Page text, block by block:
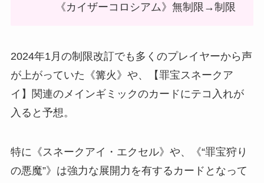
《カイザーコロシアム》無制限→制限
2024年1月の制限改訂でも多くのプレイヤーから声
が上がっていた《篝火》や、【罪宝スネークア
イ】関連のメインギミックのカードにテコ入れが
入ると予想。
特に《スネークアイ・エクセル》や、《“罪宝狩り
の悪魔”》は強力な展開力を有するカードとなって